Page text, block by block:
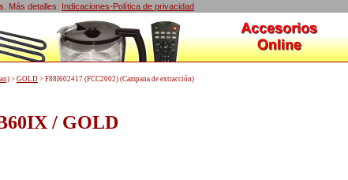
Más detalles: Indicaciones-Política de privacidad
/ GOLD
> GOLD > F88I602417 (FCC2002) (Campana de extracción)